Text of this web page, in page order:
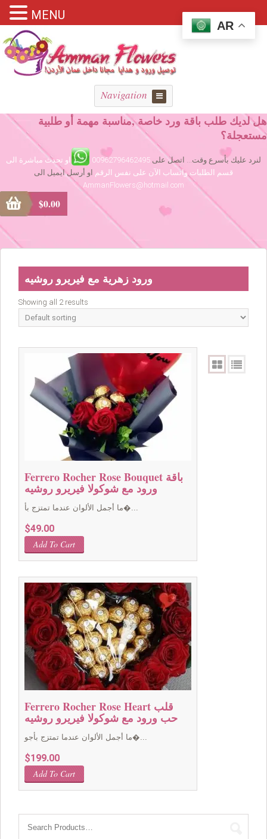
Navigation
هل لديك طلب باقة ورد خاصة ,مناسبة مهمة أو طلبية
مستعجلة؟
لنرد عليك بأسرع وقت... اتصل على 00962796462495
او تحدث مباشرة الى
قسم الطلبات واتساب الآن على نفس الرقم او أرسل ايميل الى
AmmanFlowers@hotmail.com
$0.00
ورود زهرية مع فيريرو روشيه
Showing all 2 results
Ferrero Rocher Rose Bouquet باقة
ورود مع شوكولا فيريرو روشيه
ما أجمل الألوان عندما تمتزج بأ�...
$49.00
Add To Cart
Ferrero Rocher Rose Heart قلب
حب ورود مع شوكولا فيريرو روشيه
ما أجمل الألوان عندما تمتزج بأجو�...
$199.00
Add To Cart
AR
MENU